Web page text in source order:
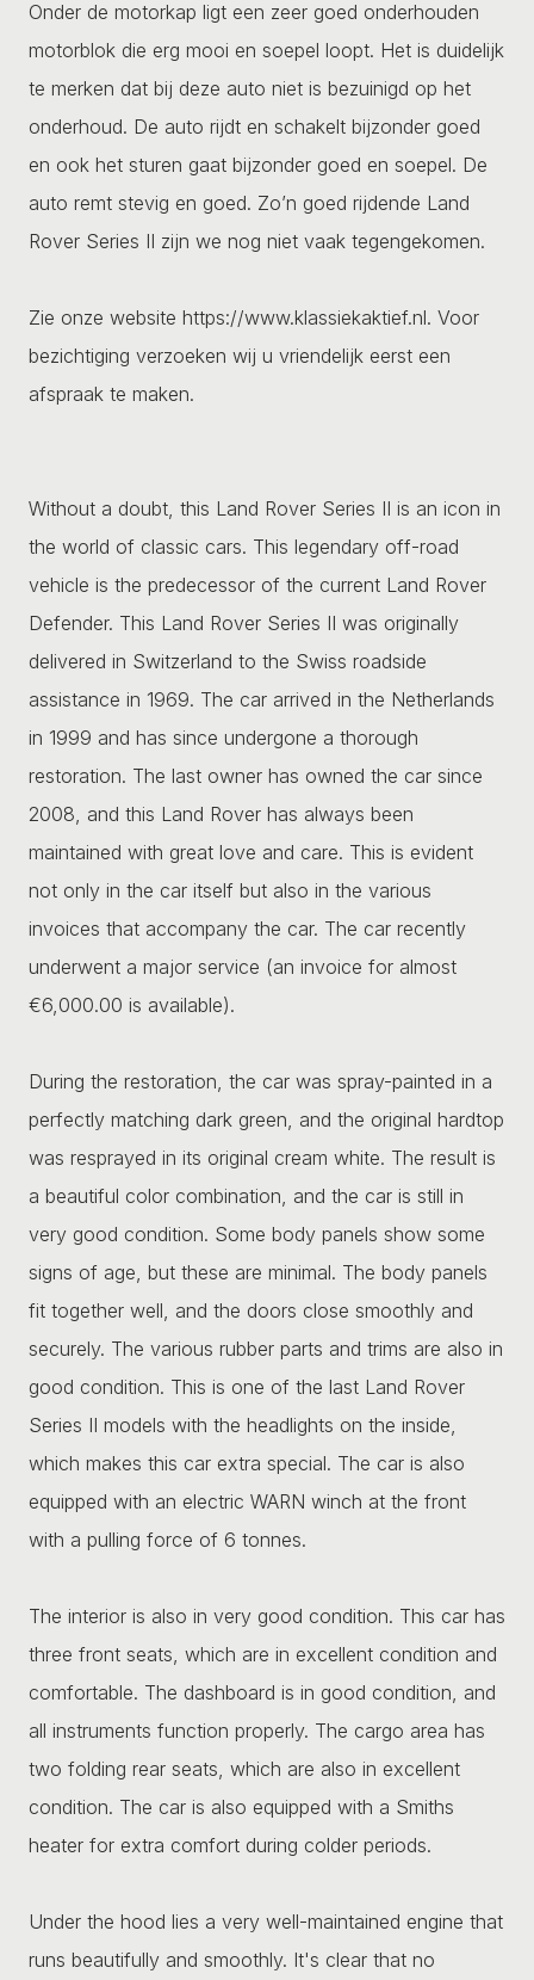
Onder de motorkap ligt een zeer goed onderhouden
motorblok die erg mooi en soepel loopt. Het is duidelijk
te merken dat bij deze auto niet is bezuinigd op het
onderhoud. De auto rijdt en schakelt bijzonder goed
en ook het sturen gaat bijzonder goed en soepel. De
auto remt stevig en goed. Zo’n goed rijdende Land
Rover Series II zijn we nog niet vaak tegengekomen.
Zie onze website https://www.klassiekaktief.nl. Voor
bezichtiging verzoeken wij u vriendelijk eerst een
afspraak te maken.
Without a doubt, this Land Rover Series II is an icon in
the world of classic cars. This legendary off-road
vehicle is the predecessor of the current Land Rover
Defender. This Land Rover Series II was originally
delivered in Switzerland to the Swiss roadside
assistance in 1969. The car arrived in the Netherlands
in 1999 and has since undergone a thorough
restoration. The last owner has owned the car since
2008, and this Land Rover has always been
maintained with great love and care. This is evident
not only in the car itself but also in the various
invoices that accompany the car. The car recently
underwent a major service (an invoice for almost
€6,000.00 is available).
During the restoration, the car was spray-painted in a
perfectly matching dark green, and the original hardtop
was resprayed in its original cream white. The result is
a beautiful color combination, and the car is still in
very good condition. Some body panels show some
signs of age, but these are minimal. The body panels
fit together well, and the doors close smoothly and
securely. The various rubber parts and trims are also in
good condition. This is one of the last Land Rover
Series II models with the headlights on the inside,
which makes this car extra special. The car is also
equipped with an electric WARN winch at the front
with a pulling force of 6 tonnes.
The interior is also in very good condition. This car has
three front seats, which are in excellent condition and
comfortable. The dashboard is in good condition, and
all instruments function properly. The cargo area has
two folding rear seats, which are also in excellent
condition. The car is also equipped with a Smiths
heater for extra comfort during colder periods.
Under the hood lies a very well-maintained engine that
runs beautifully and smoothly. It's clear that no